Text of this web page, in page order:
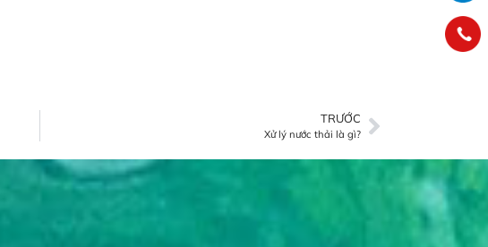
TRƯỚC
Xử lý nước thải là gì?